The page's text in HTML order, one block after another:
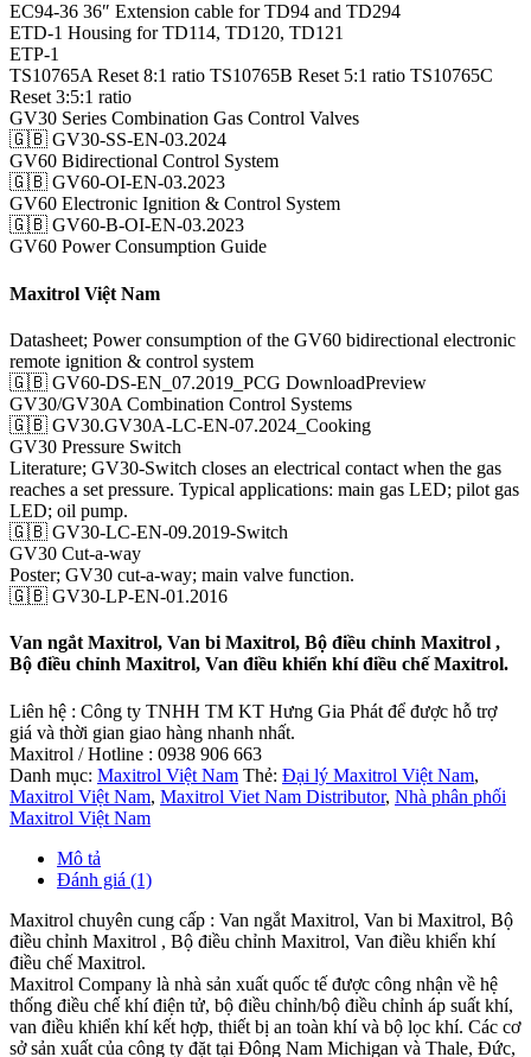
EC94-36 36″ Extension cable for TD94 and TD294
ETD‑1 Housing for TD114, TD120, TD121
ETP‑1
TS10765A Reset 8:1 ratio TS10765B Reset 5:1 ratio TS10765C
Reset 3:5:1 ratio
GV30 Series Combination Gas Control Valves
🇬🇧 GV30-SS-EN-03.2024
GV60 Bidirectional Control System
🇬🇧 GV60-OI-EN-03.2023
GV60 Electronic Ignition & Control System
🇬🇧 GV60-B-OI-EN-03.2023
GV60 Power Consumption Guide
Maxitrol Việt Nam
Datasheet; Power consumption of the GV60 bidirectional electronic
remote ignition & control system
🇬🇧 GV60-DS-EN_07.2019_PCG DownloadPreview
GV30/GV30A Combination Control Systems
🇬🇧 GV30.GV30A-LC-EN-07.2024_Cooking
GV30 Pressure Switch
Literature; GV30-Switch closes an electrical contact when the gas
reaches a set pressure. Typical applications: main gas LED; pilot gas
LED; oil pump.
🇬🇧 GV30-LC-EN-09.2019-Switch
GV30 Cut-a-way
Poster; GV30 cut-a-way; main valve function.
🇬🇧 GV30-LP-EN-01.2016
Van ngắt Maxitrol, Van bi Maxitrol, Bộ điều chỉnh Maxitrol ,
Bộ điều chỉnh Maxitrol, Van điều khiển khí điều chế Maxitrol.
Liên hệ : Công ty TNHH TM KT Hưng Gia Phát để được hỗ trợ
giá và thời gian giao hàng nhanh nhất.
Maxitrol / Hotline : 0938 906 663
Danh mục: Maxitrol Việt Nam Thẻ: Đại lý Maxitrol Việt Nam,
Maxitrol Việt Nam, Maxitrol Viet Nam Distributor, Nhà phân phối
Maxitrol Việt Nam
Mô tả
Đánh giá (1)
Maxitrol chuyên cung cấp : Van ngắt Maxitrol, Van bi Maxitrol, Bộ
điều chỉnh Maxitrol , Bộ điều chỉnh Maxitrol, Van điều khiển khí
điều chế Maxitrol.
Maxitrol Company là nhà sản xuất quốc tế được công nhận về hệ
thống điều chế khí điện tử, bộ điều chỉnh/bộ điều chỉnh áp suất khí,
van điều khiển khí kết hợp, thiết bị an toàn khí và bộ lọc khí. Các cơ
sở sản xuất của công ty đặt tại Đông Nam Michigan và Thale, Đức,